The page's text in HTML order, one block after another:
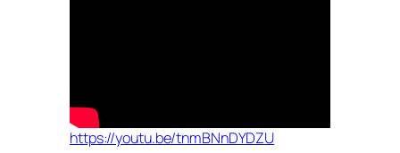
https://youtu.be/tnmBNnDYDZU